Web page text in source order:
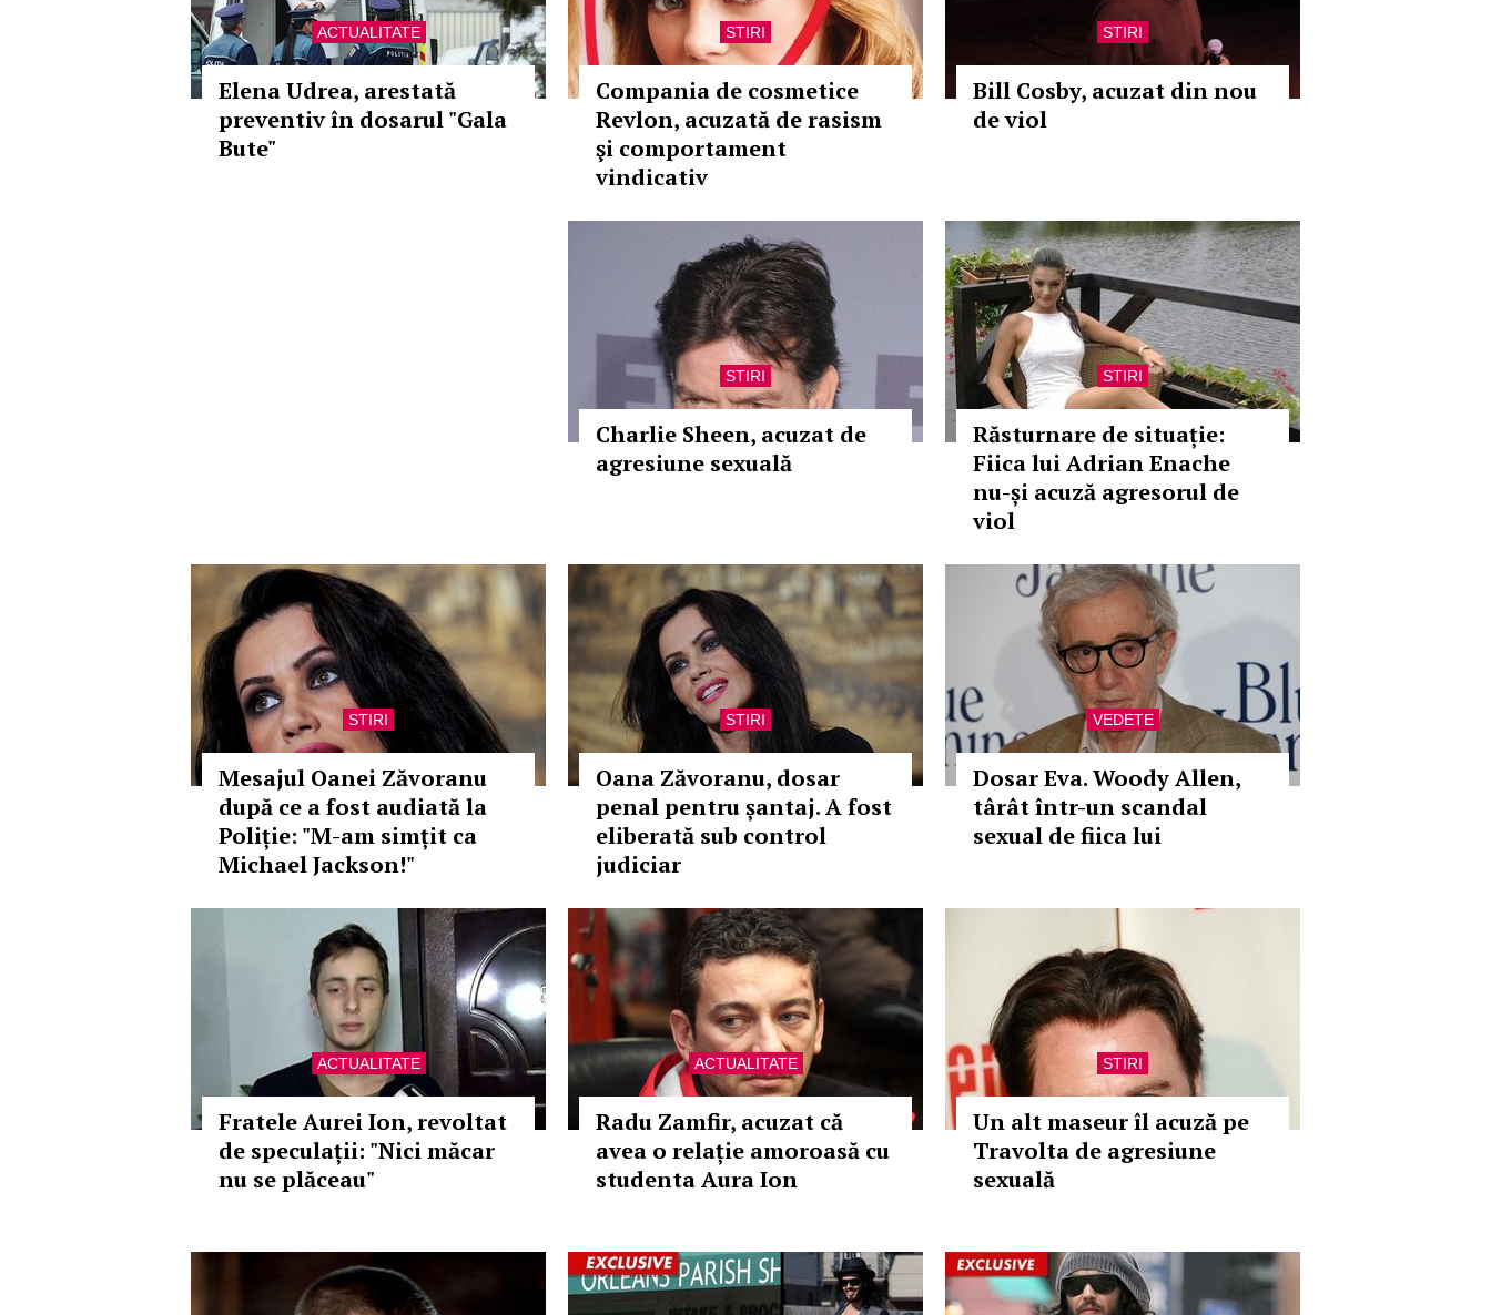
ACTUALITATE
Elena Udrea, arestată
preventiv în dosarul "Gala
Bute"
STIRI
Compania de cosmetice
Revlon, acuzată de rasism
şi comportament
vindicativ
STIRI
Bill Cosby, acuzat din nou
de viol
STIRI
Charlie Sheen, acuzat de
agresiune sexuală
STIRI
Răsturnare de situație:
Fiica lui Adrian Enache
nu-și acuză agresorul de
viol
STIRI
Mesajul Oanei Zăvoranu
după ce a fost audiată la
Poliție: "M-am simțit ca
Michael Jackson!"
STIRI
Oana Zăvoranu, dosar
penal pentru șantaj. A fost
eliberată sub control
judiciar
VEDETE
Dosar Eva. Woody Allen,
târât într-un scandal
sexual de fiica lui
ACTUALITATE
Fratele Aurei Ion, revoltat
de speculații: "Nici măcar
nu se plăceau"
ACTUALITATE
Radu Zamfir, acuzat că
avea o relație amoroasă cu
studenta Aura Ion
STIRI
Un alt maseur îl acuză pe
Travolta de agresiune
sexuală